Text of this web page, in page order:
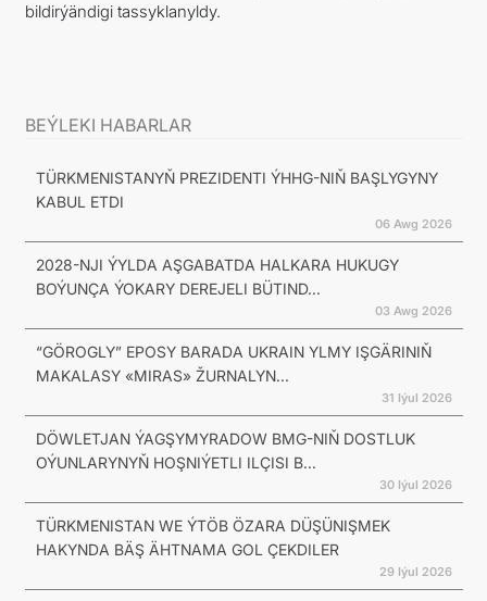
bildirýändigi tassyklanyldy.
BEÝLEKI HABARLAR
TÜRKMENISTANYŇ PREZIDENTI ÝHHG-NIŇ BAŞLYGYNY
KABUL ETDI
06 Awg 2026
2028-NJI ÝYLDA AŞGABATDA HALKARA HUKUGY
BOÝUNÇA ÝOKARY DEREJELI BÜTIND...
03 Awg 2026
“GÖROGLY” EPOSY BARADA UKRAIN YLMY IŞGÄRINIŇ
MAKALASY «MIRAS» ŽURNALYN...
31 Iýul 2026
DÖWLETJAN ÝAGŞYMYRADOW BMG-NIŇ DOSTLUK
OÝUNLARYNYŇ HOŞNIÝETLI ILÇISI B...
30 Iýul 2026
TÜRKMENISTAN WE ÝTÖB ÖZARA DÜŞÜNIŞMEK
HAKYNDA BÄŞ ÄHTNAMA GOL ÇEKDILER
29 Iýul 2026